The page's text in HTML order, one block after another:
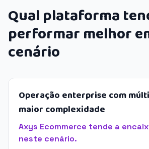
Qual plataforma
performar melhor
cenário
Operação enterprise com
maior complexidade
Axys Ecommerce tende a
neste cenário.